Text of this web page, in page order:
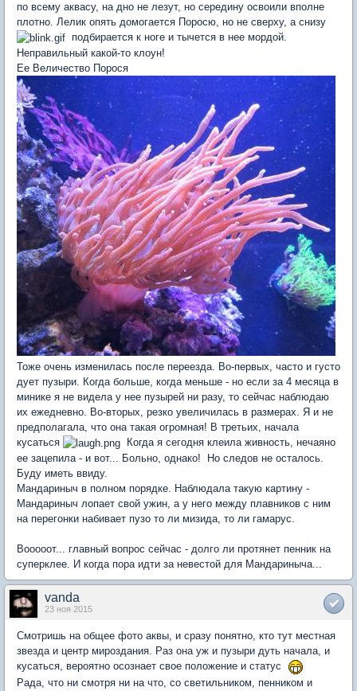
по всему аквасу, на дно не лезут, но середину освоили вполне
плотно. Лелик опять домогается Поросю, но не сверху, а снизу
подбирается к ноге и тычется в нее мордой.
Неправильный какой-то клоун!
Ее Величество Порося
Тоже очень изменилась после переезда. Во-первых, часто и густо
дует пузыри. Когда больше, когда меньше - но если за 4 месяца в
минике я не видела у нее пузырей ни разу, то сейчас наблюдаю
их ежедневно. Во-вторых, резко увеличилась в размерах. Я и не
предполагала, что она такая огромная! В третьих, начала
кусаться
Когда я сегодня клеила живность, нечаяно
ее зацепила - и вот... Больно, однако! Но следов не осталось.
Буду иметь ввиду.
Мандариныч в полном порядке. Наблюдала такую картину -
Мандариныч лопает свой ужин, а у него между плавников с ним
на перегонки набивает пузо то ли мизида, то ли гамарус.
Вооооот... главный вопрос сейчас - долго ли протянет пенник на
суперклее. И когда пора идти за невестой для Мандариныча...
vanda
23 ноя 2015
Смотришь на общее фото аквы, и сразу понятно, кто тут местная
звезда и центр мироздания. Раз она уж и пузыри дуть начала, и
кусаться, вероятно осознает свое положение и статус
Рада, что ни смотря ни на что, со светильником, пенником и